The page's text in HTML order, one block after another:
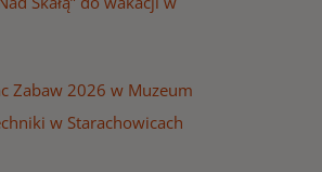
Zabaw 2026 w Muzeum
w Starachowicach